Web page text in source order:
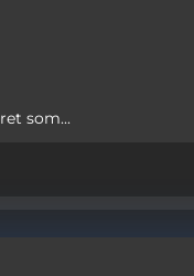
som...